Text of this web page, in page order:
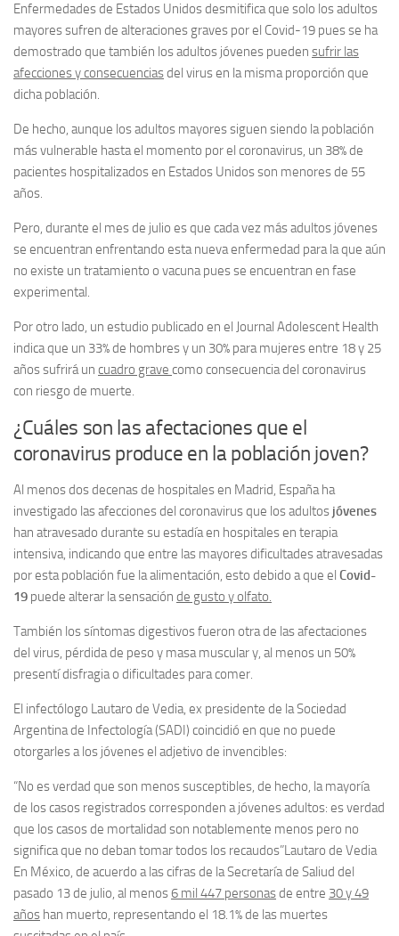
Enfermedades de Estados Unidos desmitifica que solo los adultos
mayores sufren de alteraciones graves por el Covid-19 pues se ha
demostrado que también los adultos jóvenes pueden sufrir las
afecciones y consecuenciasdel virus en la misma proporción que
dicha población.
De hecho, aunque los adultos mayores siguen siendo la población
más vulnerable hasta el momento por el coronavirus, un 38% de
pacientes hospitalizados en Estados Unidos son menores de 55
años.
Pero, durante el mes de julio es que cada vez más adultos jóvenes
se encuentran enfrentando esta nueva enfermedad para la que aún
no existe un tratamiento o vacuna pues se encuentran en fase
experimental.
Por otro lado, un estudio publicado en el Journal Adolescent Health
indica que un 33% de hombres y un 30% para mujeres entre 18 y 25
años sufrirá un cuadro grave como consecuencia del coronavirus
con riesgo de muerte.
¿Cuáles son las afectaciones que el
coronavirus produce en la población joven?
Al menos dos decenas de hospitales en Madrid, España ha
investigado las afecciones del coronavirus que los adultos jóvenes
han atravesado durante su estadía en hospitales en terapia
intensiva, indicando que entre las mayores dificultades atravesadas
por esta población fue la alimentación, esto debido a que el Covid-
19 puede alterar la sensación de gusto y olfato.
También los síntomas digestivos fueron otra de las afectaciones
del virus, pérdida de peso y masa muscular y, al menos un 50%
presentí disfragia o dificultades para comer.
El infectólogo Lautaro de Vedia, ex presidente de la Sociedad
Argentina de Infectología (SADI) coincidió en que no puede
otorgarles a los jóvenes el adjetivo de invencibles:
“No es verdad que son menos susceptibles, de hecho, la mayoría
de los casos registrados corresponden a jóvenes adultos: es verdad
que los casos de mortalidad son notablemente menos pero no
significa que no deban tomar todos los recaudos”Lautaro de Vedia
En México, de acuerdo a las cifras de la Secretaría de Saliud del
pasado 13 de julio, al menos6 mil 447 personasde entre 30 y 49
años han muerto, representando el 18.1% de las muertes